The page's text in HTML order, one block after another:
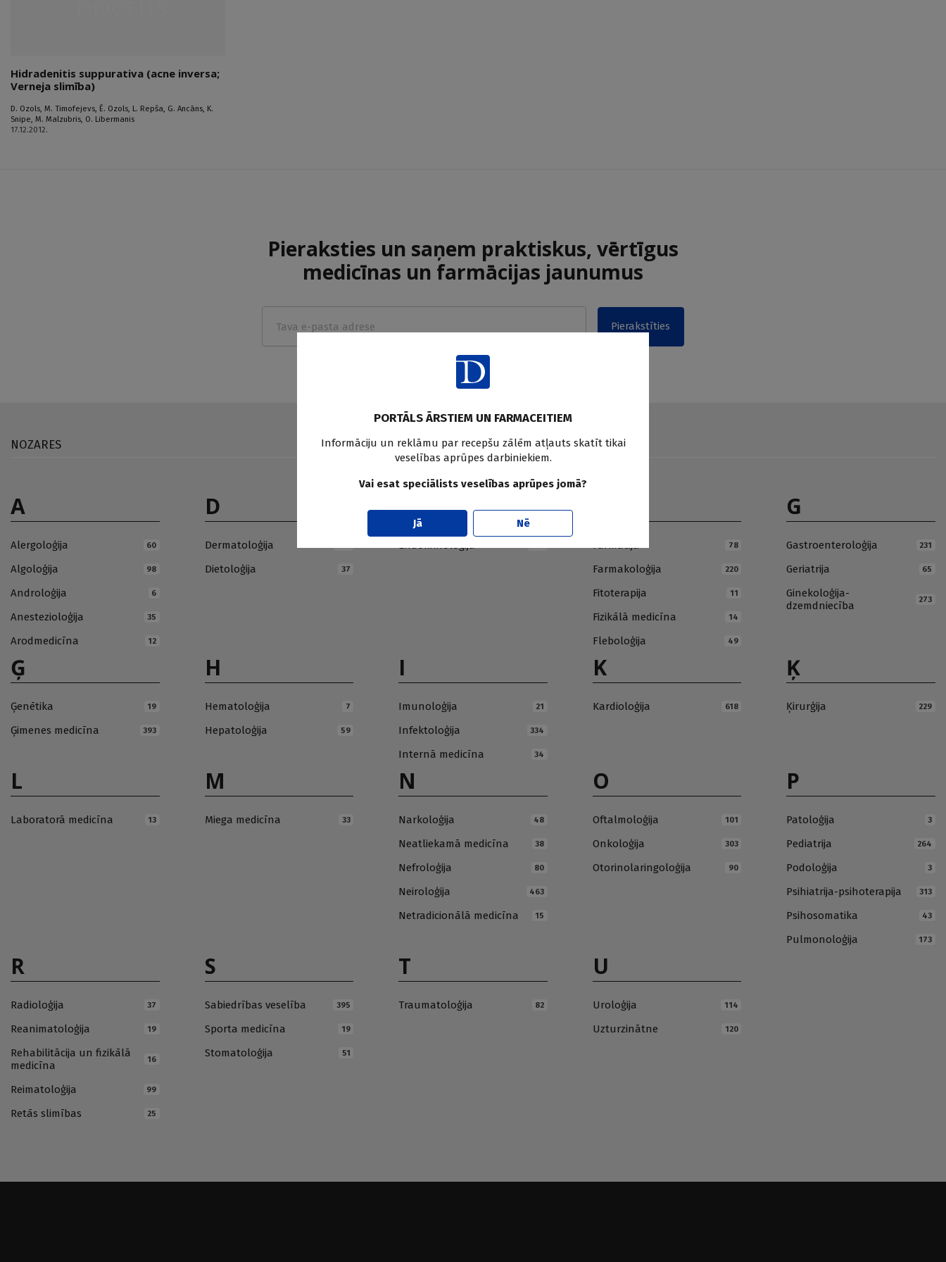
Hidradenitis suppurativa (acne inversa;
Verneja slimība)
D. Ozols, M. Timofejevs, Ē. Ozols, L. Repša, G. Ancāns, K.
Snipe, M. Malzubris, O. Libermanis
17.12.2012.
Pieraksties un saņem praktiskus, vērtīgus
medicīnas un farmācijas jaunumus
Pierakstīties
NOZARES
A
Alergoloģija 60
Algoloģija 98
Androloģija 6
Anestezioloģija 35
Arodmedicīna 12
D
Dermatoloģija
Dietoloģija 37
E
Endokrinoloģija Farmācija 78
Farmakoloģija 220
Fitoterapija 11
Fizikālā medicīna 14
Fleboloģija 49
G
Gastroenteroloģija 231
Geriatrija 65
Ginekoloģija-
dzemdniecība
273
Ģ
Ģenētika 19
Ģimenes medicīna 393
H
Hematoloģija 7
Hepatoloģija 59
I
Imunoloģija 21
Infektoloģija 334
Internā medicīna 34
K
Kardioloģija 618
Ķ
Ķirurģija 229
L
Laboratorā medicīna 13
M
Miega medicīna 33
N
Narkoloģija 48
Neatliekamā medicīna 38
Nefroloģija 80
Neiroloģija 463
Netradicionālā medicīna 15
O
Oftalmoloģija 101
Onkoloģija 303
Otorinolaringoloģija 90
P
Patoloģija 3
Pediatrija 264
Podoloģija 3
Psihiatrija-psihoterapija 313
Psihosomatika 43
Pulmonoloģija 173
R
Radioloģija 37
Reanimatoloģija 19
Rehabilitācija un fizikālā
medicīna
16
Reimatoloģija 99
Retās slimības 25
S
Sabiedrības veselība 395
Sporta medicīna 19
Stomatoloģija 51
T
Traumatoloģija 82
U
Uroloģija 114
Uzturzinātne 120
PORTĀLS ĀRSTIEM UN FARMACEITIEM
Informāciju un reklāmu par recepšu zālēm atļauts skatīt tikai
veselības aprūpes darbiniekiem.
Vai esat speciālists veselības aprūpes jomā?
Jā Nē